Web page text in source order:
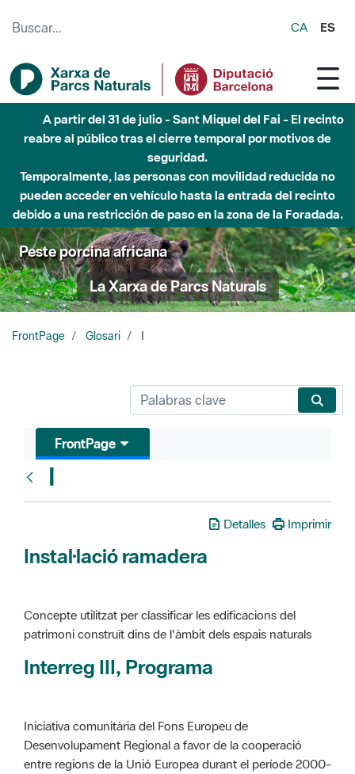
CA ES
A partir del 31 de julio - Sant Miquel del Fai - El recinto
reabre al público tras el cierre temporal por motivos de
seguridad.
Temporalmente, las personas con movilidad reducida no
pueden acceder en vehículo hasta la entrada del recinto
debido a una restricción de paso en la zona de la Foradada.
Peste porcina africana
La Xarxa de Parcs Naturals
FrontPage Glosari
FrontPage
I
Detalles Imprimir
Instal·lació ramadera
Concepte utilitzat per classificar les edificacions del
patrimoni construït dins de l'àmbit dels espais naturals
Interreg III, Programa
Iniciativa comunitària del Fons Europeu de
Desenvolupament Regional a favor de la cooperació
entre regions de la Unió Europea durant el període 2000-